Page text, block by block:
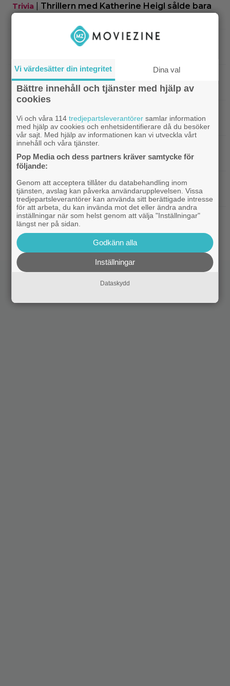
Trivia
Thrillern med Katherine Heigl sålde bara
6 biobiljetter – historiens lägsta intäkter
Från skaparen av ”Tiger King”:
TV-spel|”Borderlands”-regissören om
kalkonfilmen – ”Den tillhörde ingen”
ryktas om fler heta namn
Hollywood|Morgan Freeman medger: Gör dåliga
filmer – om lönen är hög nog
Netflix|Glöm Tom Hanks – här är Netflix nya
Robert Langdon-skådis
HBO Max|”Gilmore Girls” fyller 25 år –
återvänder med ny dokumentär
Vi värdesätter din integritet Dina val
Bättre innehåll och tjänster med hjälp av
cookies
Vi och våra 114tredjepartsleverantörer samlar information
med hjälp av cookies och enhetsidentifierare då du besöker
vår sajt. Med hjälp av informationen kan vi utveckla vårt
innehåll och våra tjänster.
Pop Media och dess partners kräver samtycke för
följande:
Genom att acceptera tillåter du databehandling inom
tjänsten, avslag kan påverka användarupplevelsen. Vissa
tredjepartsleverantörer kan använda sitt berättigade intresse
för att arbeta, du kan invända mot det eller ändra andra
inställningar när som helst genom att välja "Inställningar"
längst ner på sidan.
Godkänn alla
Inställningar
Dataskydd